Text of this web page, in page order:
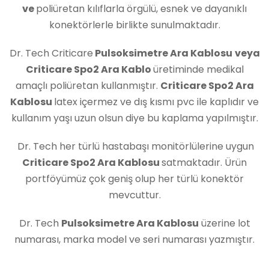
vepoliüretan kılıflarla örgülü, esnek ve dayanıklı
konektörlerle birlikte sunulmaktadır.
Dr. Tech Criticare Pulsoksimetre Ara Kablosu veya
Criticare Spo2 Ara Kabloüretiminde medikal
amaçlı poliüretan kullanmıştır. Criticare Spo2 Ara
Kablosu latex içermez ve dış kısmı pvc ile kaplıdır ve
kullanım yaşı uzun olsun diye bu kaplama yapılmıştır.
Dr. Tech her türlü hastabaşı monitörlülerine uygun
Criticare Spo2 Ara Kablosusatmaktadır. Ürün
portföyümüz çok geniş olup her türlü konektör
mevcuttur.
Dr. Tech Pulsoksimetre Ara Kablosu üzerine lot
numarası, marka model ve seri numarası yazmıştır.